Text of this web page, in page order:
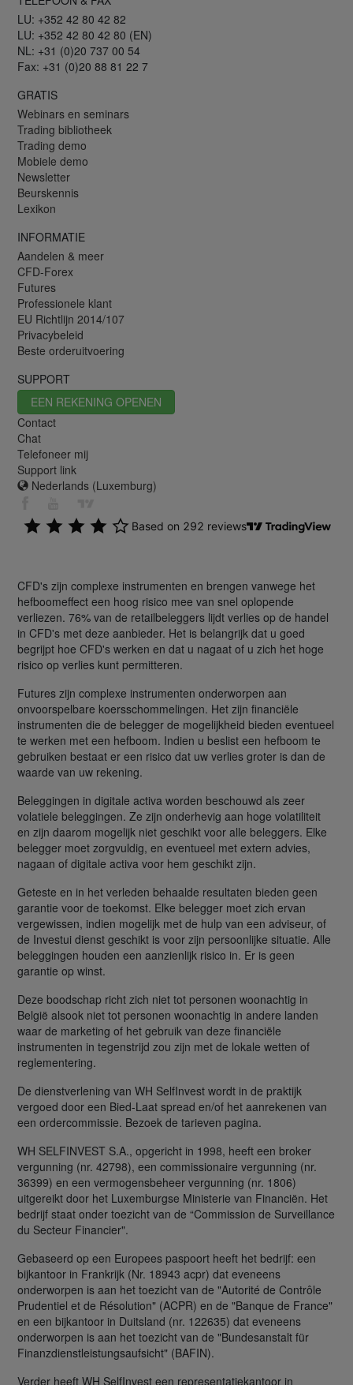
LU: +352 42 80 42 82
LU: +352 42 80 42 80 (EN)
NL: +31 (0)20 737 00 54
Fax: +31 (0)20 88 81 22 7
GRATIS
Webinars en seminars
Trading bibliotheek
Trading demo
Mobiele demo
Newsletter
Beurskennis
Lexikon
INFORMATIE
Aandelen & meer
CFD-Forex
Futures
Professionele klant
EU Richtlijn 2014/107
Privacybeleid
Beste orderuitvoering
SUPPORT
EEN REKENING OPENEN
Contact
Chat
Telefoneer mij
Support link
Nederlands (Luxemburg)
CFD's zijn complexe instrumenten en brengen vanwege het
hefboomeffect een hoog risico mee van snel oplopende
verliezen. 76% van de retailbeleggers lijdt verlies op de handel
in CFD's met deze aanbieder. Het is belangrijk dat u goed
begrijpt hoe CFD's werken en dat u nagaat of u zich het hoge
risico op verlies kunt permitteren.
Futures zijn complexe instrumenten onderworpen aan
onvoorspelbare koersschommelingen. Het zijn financiële
instrumenten die de belegger de mogelijkheid bieden eventueel
te werken met een hefboom. Indien u beslist een hefboom te
gebruiken bestaat er een risico dat uw verlies groter is dan de
waarde van uw rekening.
Beleggingen in digitale activa worden beschouwd als zeer
volatiele beleggingen. Ze zijn onderhevig aan hoge volatiliteit
en zijn daarom mogelijk niet geschikt voor alle beleggers. Elke
belegger moet zorgvuldig, en eventueel met extern advies,
nagaan of digitale activa voor hem geschikt zijn.
Geteste en in het verleden behaalde resultaten bieden geen
garantie voor de toekomst. Elke belegger moet zich ervan
vergewissen, indien mogelijk met de hulp van een adviseur, of
de Investui dienst geschikt is voor zijn persoonlijke situatie. Alle
beleggingen houden een aanzienlijk risico in. Er is geen
garantie op winst.
Deze boodschap richt zich niet tot personen woonachtig in
België alsook niet tot personen woonachtig in andere landen
waar de marketing of het gebruik van deze financiële
instrumenten in tegenstrijd zou zijn met de lokale wetten of
reglementering.
De dienstverlening van WH SelfInvest wordt in de praktijk
vergoed door een Bied-Laat spread en/of het aanrekenen van
een ordercommissie. Bezoek de tarieven pagina.
WH SELFINVEST S.A., opgericht in 1998, heeft een broker
vergunning (nr. 42798), een commissionaire vergunning (nr.
36399) en een vermogensbeheer vergunning (nr. 1806)
uitgereikt door het Luxemburgse Ministerie van Financiën. Het
bedrijf staat onder toezicht van de “Commission de Surveillance
du Secteur Financier".
Gebaseerd op een Europees paspoort heeft het bedrijf: een
bijkantoor in Frankrijk (Nr. 18943 acpr) dat eveneens
onderworpen is aan het toezicht van de "Autorité de Contrôle
Prudentiel et de Résolution" (ACPR) en de "Banque de France"
en een bijkantoor in Duitsland (nr. 122635) dat eveneens
onderworpen is aan het toezicht van de "Bundesanstalt für
Finanzdienstleistungsaufsicht" (BAFIN).
Verder heeft WH SelfInvest een representatiekantoor in